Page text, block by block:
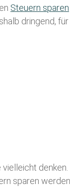
Steuern sparen
dringend,
sparen